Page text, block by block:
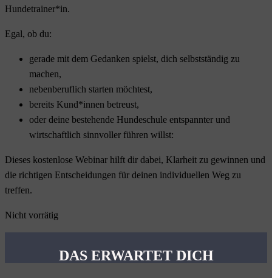
Hundetrainer*in.
Egal, ob du:
gerade mit dem Gedanken spielst, dich selbstständig zu
machen,
nebenberuflich starten möchtest,
bereits Kund*innen betreust,
oder deine bestehende Hundeschule entspannter und
wirtschaftlich sinnvoller führen willst:
Dieses kostenlose Webinar hilft dir dabei, Klarheit zu gewinnen und
die richtigen Entscheidungen für deinen individuellen Weg zu
treffen.
Nicht vorrätig
DAS ERWARTET DICH